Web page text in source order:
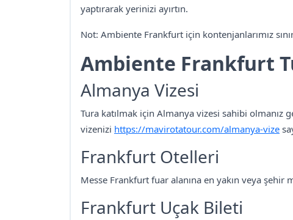
yaptırarak yerinizi ayırtın.
Not: Ambiente Frankfurt için kontenjanlarımız
Ambiente Frankfurt
Almanya Vizesi
Tura katılmak için Almanya vizesi sahibi
vizenizi https://mavirotatour.com/almanya-vize
Frankfurt Otelleri
Messe Frankfurt fuar alanına en yakın veya şehir
Frankfurt Uçak Bileti